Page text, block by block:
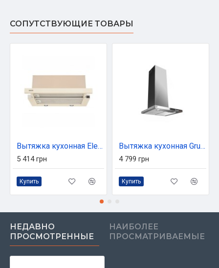
СОПУТСТВУЮЩИЕ ТОВАРЫ
Вытяжка кухонная Eleyus BREEZE 1200 60 BG
5 414 грн
Купить
Вытяжка кухонная Grunhelm GVT 076 TI
4 799 грн
Купить
НЕДАВНО
ПРОСМОТРЕННЫЕ
НАИБОЛЕЕ
ПРОСМАТРИВАЕМЫЕ